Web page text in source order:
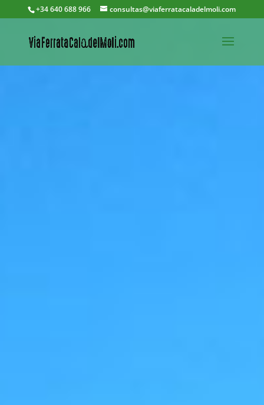
+34 640 688 966 consultas@viaferratacaladelmoli.com